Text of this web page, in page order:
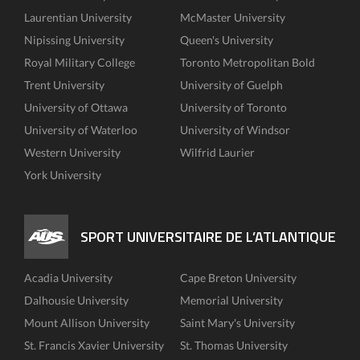
Laurentian University
McMaster University
Nipissing University
Queen's University
Royal Military College
Toronto Metropolitan Bold
Trent University
University of Guelph
University of Ottawa
University of Toronto
University of Waterloo
University of Windsor
Western University
Wilfrid Laurier
York University
SPORT UNIVERSITAIRE DE L’ATLANTIQUE
Acadia University
Cape Breton University
Dalhousie University
Memorial University
Mount Allison University
Saint Mary's University
St. Francis Xavier University
St. Thomas University